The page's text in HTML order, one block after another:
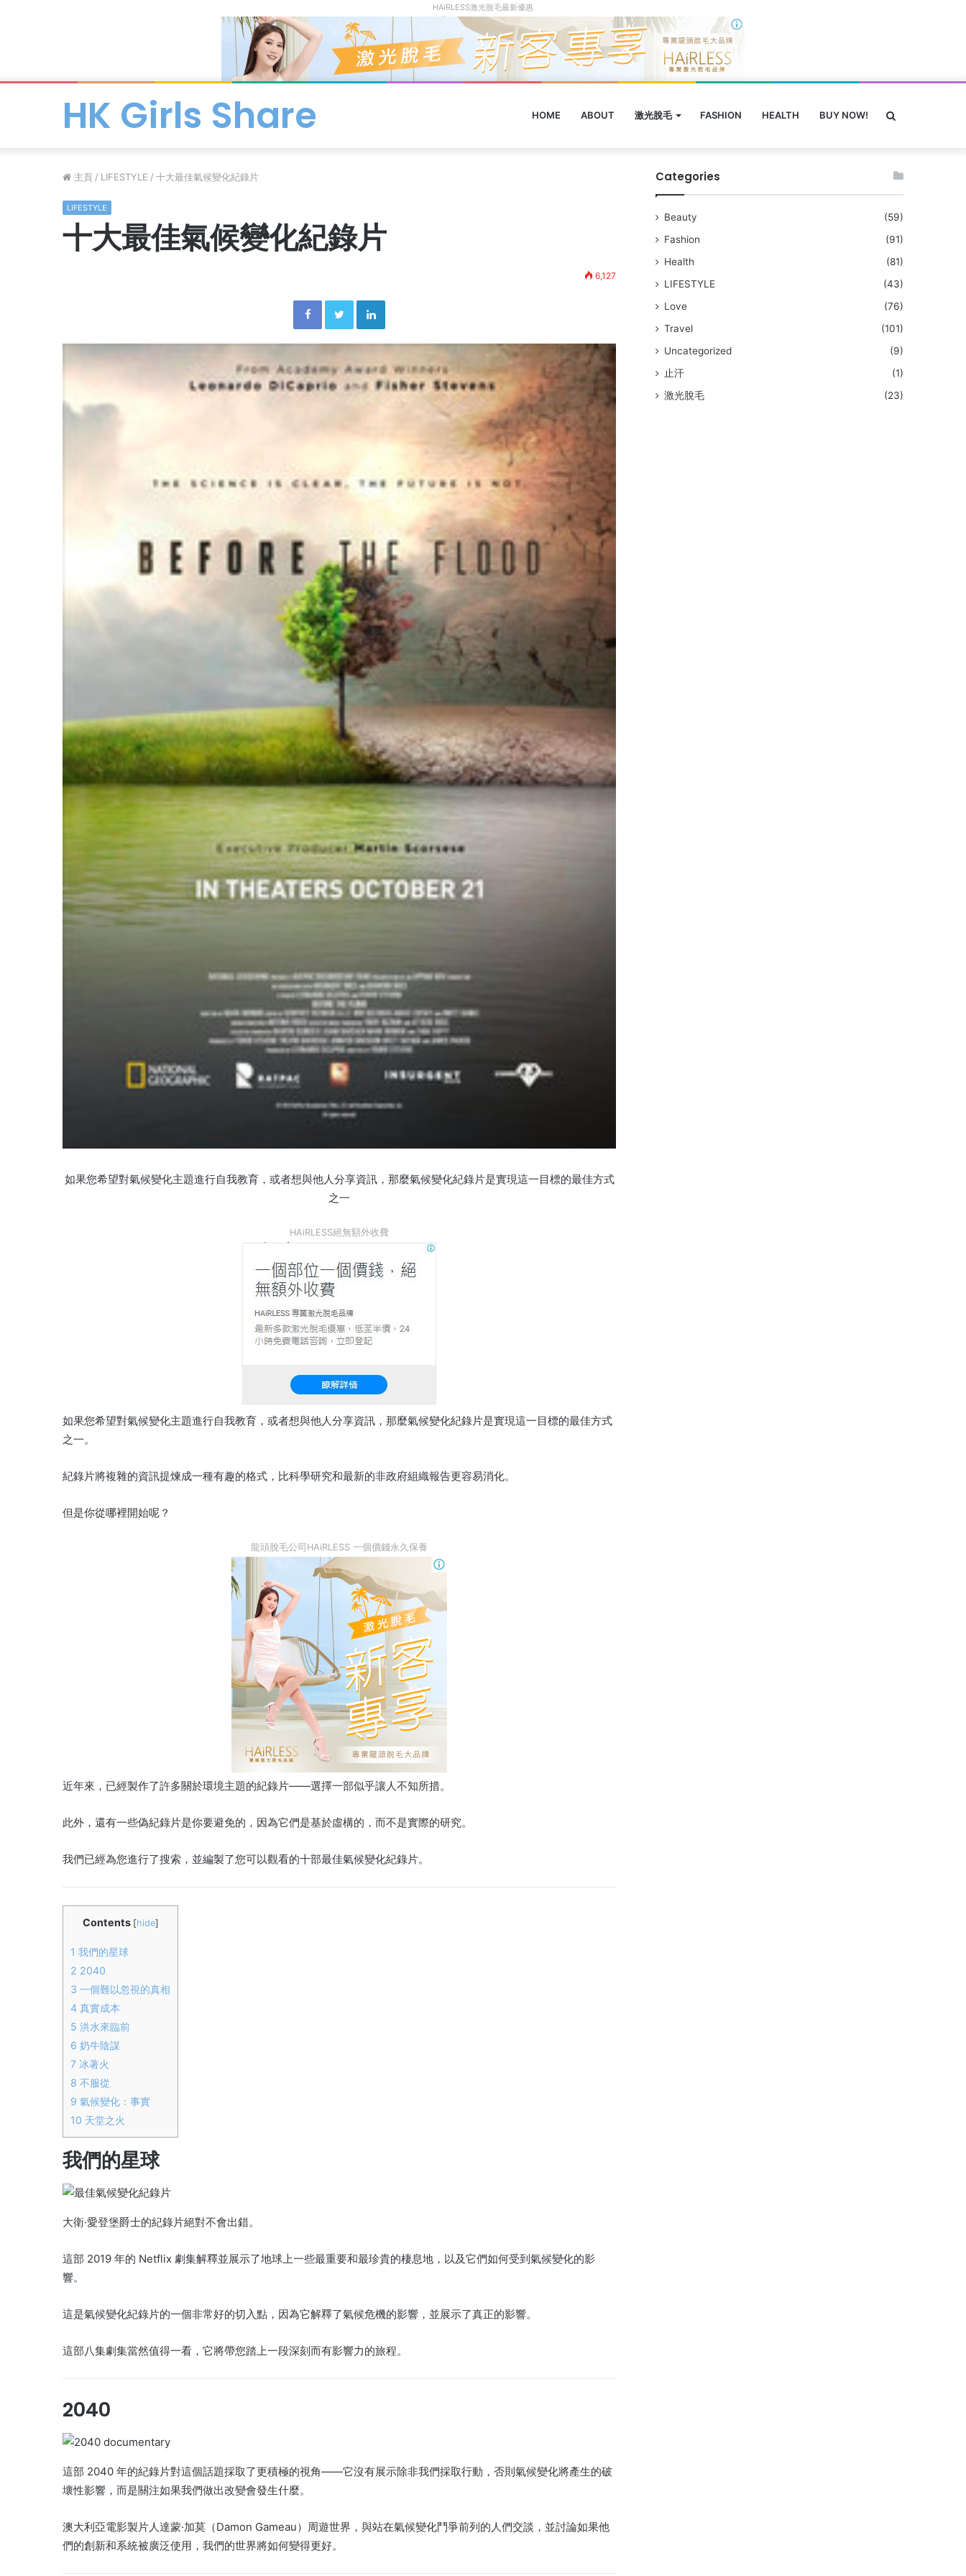
HAiRLESS激光脫毛最新優惠
HK Girls Share HOME ABOUT 激光脫毛 FASHION HEALTH BUY NOW!
尋
主頁 / LIFESTYLE / 十大最佳氣候變化紀錄片
LIFESTYLE
十大最佳氣候變化紀錄片
6,127
FacebookTwitterLinkedIn
如果您希望對氣候變化主題進行自我教育，或者想與他人分享資訊，那麼氣候變化紀錄片是實現這一目標的最佳方式
之一
HAiRLESS絕無額外收費
如果您希望對氣候變化主題進行自我教育，或者想與他人分享資訊，那麼氣候變化紀錄片是實現這一目標的最佳方式
之一。
紀錄片將複雜的資訊提煉成一種有趣的格式，比科學研究和最新的非政府組織報告更容易消化。
但是你從哪裡開始呢？
龍頭脫毛公司HAiRLESS 一個價錢永久保養
近年來，已經製作了許多關於環境主題的紀錄片——選擇一部似乎讓人不知所措。
此外，還有一些偽紀錄片是你要避免的，因為它們是基於虛構的，而不是實際的研究。
我們已經為您進行了搜索，並編製了您可以觀看的十部最佳氣候變化紀錄片。
Contents [hide]
1 我們的星球
2 2040
3 一個難以忽視的真相
4 真實成本
5 洪水來臨前
6 奶牛陰謀
7 冰著火
8 不服從
9 氣候變化：事實
10 天堂之火
我們的星球
大衛·愛登堡爵士的紀錄片絕對不會出錯。
這部 2019 年的 Netflix 劇集解釋並展示了地球上一些最重要和最珍貴的棲息地，以及它們如何受到氣候變化的影
響。
這是氣候變化紀錄片的一個非常好的切入點，因為它解釋了氣候危機的影響，並展示了真正的影響。
這部八集劇集當然值得一看，它將帶您踏上一段深刻而有影響力的旅程。
2040
這部 2040 年的紀錄片對這個話題採取了更積極的視角——它沒有展示除非我們採取行動，否則氣候變化將產生的破
壞性影響，而是關注如果我們做出改變會發生什麼。
澳大利亞電影製片人達蒙·加莫（Damon Gameau）周遊世界，與站在氣候變化鬥爭前列的人們交談，並討論如果他
們的創新和系統被廣泛使用，我們的世界將如何變得更好。
Categories
Beauty
(59)
Fashion
(91)
Health
(81)
LIFESTYLE
(43)
Love
(76)
Travel
(101)
Uncategorized
(9)
止汗
(1)
激光脫毛
(23)